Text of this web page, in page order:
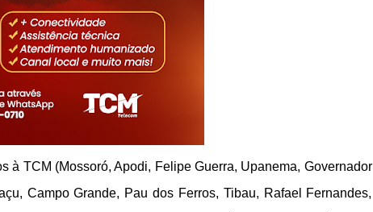
à TCM (Mossoró, Apodi, Felipe Guerra, Upanema, Governador
Campo Grande, Pau dos Ferros, Tibau, Rafael Fernandes,